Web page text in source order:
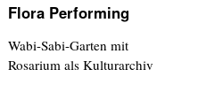
Flora Performing
Wabi-Sabi-Garten mit
Rosarium als Kulturarchiv